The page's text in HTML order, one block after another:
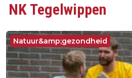
NK Tegelwippen
Natuur&amp;gezondheid